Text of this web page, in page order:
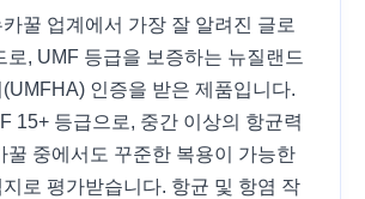
꿀 업계에서 가장 잘 알려진 글로
로, UMF 등급을 보증하는 뉴질랜드
인증을 받은 제품입니다.
15+ 등급으로, 중간 이상의 항균력
꿀 중에서도 꾸준한 복용이 가능한
로 평가받습니다. 항균 및 항염 작